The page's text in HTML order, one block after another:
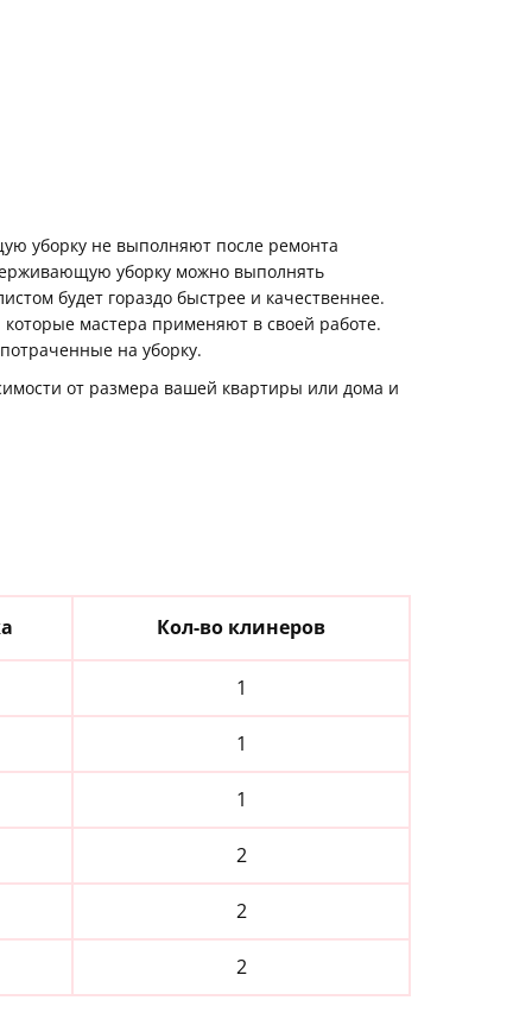
уборку не выполняют после ремонта
уборку можно выполнять
будет гораздо быстрее и качественнее.
мастера применяют в своей работе.
на уборку.
от размера вашей квартиры или дома и
Кол-во клинеров
1
1
1
2
2
2